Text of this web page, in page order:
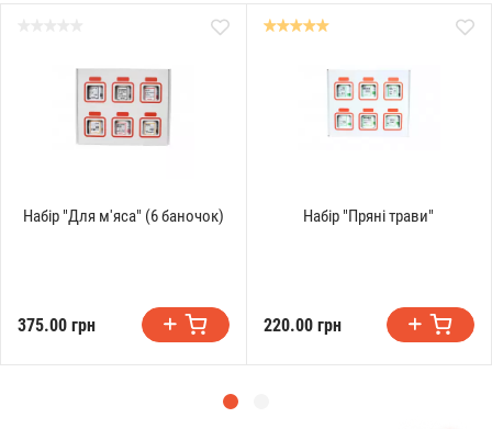
Набір "Для м'яса" (6 баночок)
375.00 грн
Набір "Пряні трави"
220.00 грн